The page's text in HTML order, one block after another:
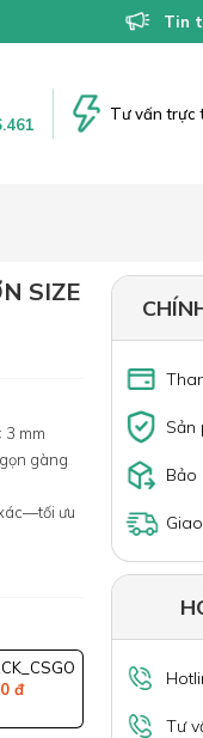
Tin
Tư vấn trực
SIZE
3 mm
gàng
ưu
đ
Sản
Bảo
Tư